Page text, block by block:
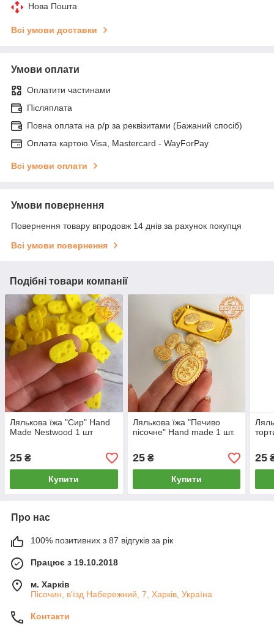
Нова Пошта
Всі умови доставки
Умови оплати
Оплатити частинами
Післяплата
Повна оплата на р/р за реквізитами (Бажаний спосіб)
Оплата картою Visa, Mastercard - WayForPay
Всі умови оплати
Умови повернення
Повернення товару впродовж 14 днів за рахунок покупця
Всі умови повернення
Подібні товари компанії
Лялькова їжа "Сир" Hand
Made Nestwood 1 шт
25 ₴
Купити
Лялькова їжа "Печиво
пісочне" Hand made 1 шт.
25₴
Купити
25
Про нас
100% позитивних з 87 відгуків за рік
Працює з 19.10.2018
м. Харків
Пісочин, в'їзд Набережний, 7, Харків, Україна
Контакти